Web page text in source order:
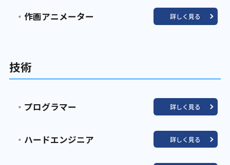
作画アニメーター 詳しく見る
技術
プログラマー 詳しく見る
ハードエンジニア 詳しく見る